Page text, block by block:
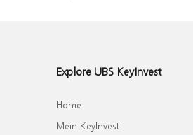
Explore UBS KeyInvest
Home
Mein KeyInvest